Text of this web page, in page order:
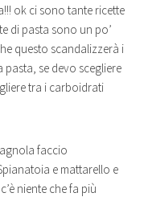
ok ci sono tante ricette
di pasta sono un po’
questo scandalizzerà i
se devo scegliere
tra i carboidrati
faccio
e mattarello e
niente che fa più